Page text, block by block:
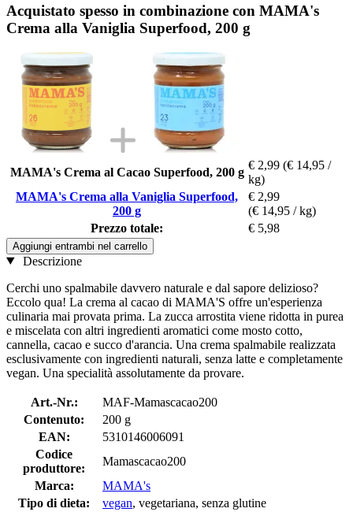
Acquistato spesso in combinazione con MAMA's
Crema alla Vaniglia Superfood, 200 g
MAMA's Crema al Cacao Superfood, 200 g
€ 2,99 (€ 14,95 /
kg)
MAMA's Crema alla Vaniglia Superfood,
200 g
€ 2,99
(€ 14,95 / kg)
Prezzo totale:
€ 5,98
Aggiungi entrambi nel carrello
Descrizione
Cerchi uno spalmabile davvero naturale e dal sapore delizioso?
Eccolo qua! La crema al cacao di MAMA'S offre un'esperienza
culinaria mai provata prima. La zucca arrostita viene ridotta in purea
e miscelata con altri ingredienti aromatici come mosto cotto,
cannella, cacao e succo d'arancia. Una crema spalmabile realizzata
esclusivamente con ingredienti naturali, senza latte e completamente
vegan. Una specialità assolutamente da provare.
Art.-Nr.:
MAF-Mamascacao200
Contenuto:
200 g
EAN:
5310146006091
Codice
produttore:
Mamascacao200
Marca:
MAMA's
Tipo di dieta:
vegan, vegetariana, senza glutine